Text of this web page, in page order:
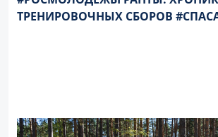
ТРЕНИРОВОЧНЫХ СБОРОВ